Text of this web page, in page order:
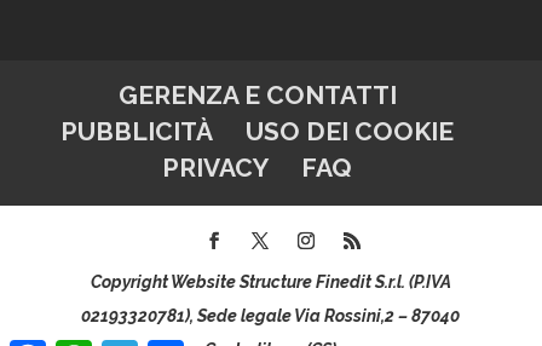
GERENZA E CONTATTI
PUBBLICITÀ
USO DEI COOKIE
PRIVACY
FAQ
Copyright Website Structure Finedit S.r.l. (P.IVA
02193320781), Sede legale Via Rossini,2 – 87040